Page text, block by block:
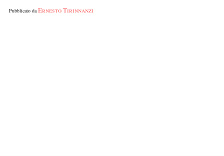
Pubblicato daErnesto Tirinnanzi